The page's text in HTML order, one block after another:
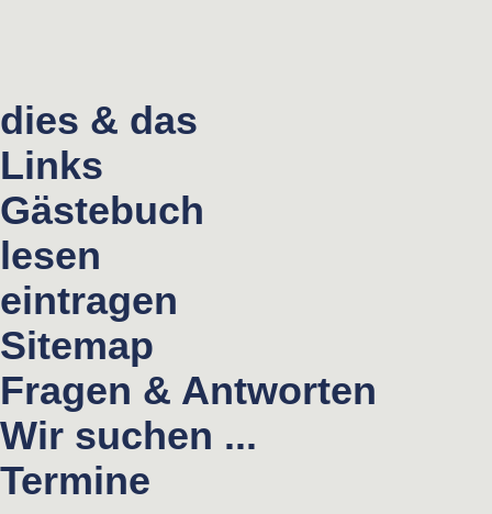
dies & das
Links
Gästebuch
lesen
eintragen
Sitemap
Fragen & Antworten
Wir suchen ...
Termine